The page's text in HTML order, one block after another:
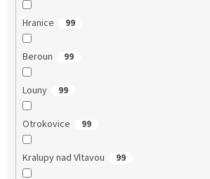
Hranice 99
Beroun 99
Louny 99
Otrokovice 99
Kralupy nad Vltavou 99